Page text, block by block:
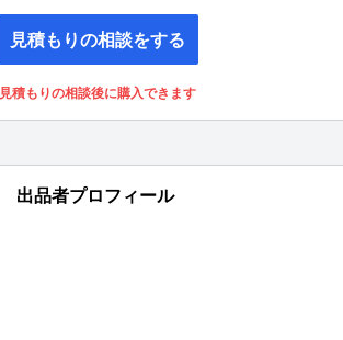
見積もりの相談をする
見積もりの相談後に購入できます
出品者プロフィール